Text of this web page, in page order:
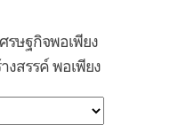
รษฐกิจพอเพียง
งสรรค์ พอเพียง